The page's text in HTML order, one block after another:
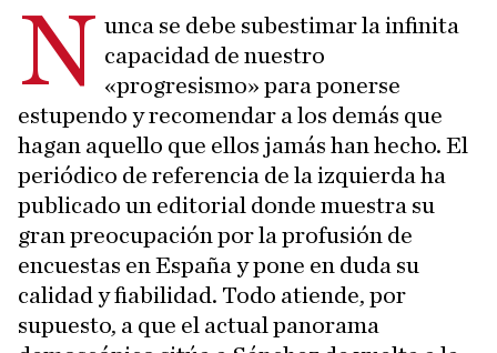
N unca se debe subestimar la infinita
capacidad de nuestro
«progresismo» para ponerse
estupendo y recomendar a los demás que
hagan aquello que ellos jamás han hecho. El
periódico de referencia de la izquierda ha
publicado un editorial donde muestra su
gran preocupación por la profusión de
encuestas en España y pone en duda su
calidad y fiabilidad. Todo atiende, por
supuesto, a que el actual panorama